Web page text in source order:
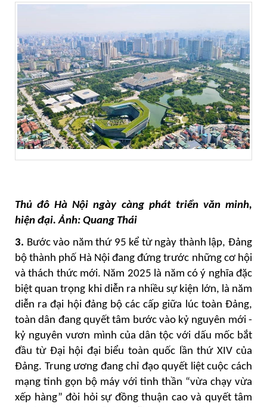
Thủ đô Hà Nội ngày càng phát triển văn minh,
hiện đại. Ảnh: Quang Thái
3. Bước vào năm thứ 95 kể từ ngày thành lập, Đảng
bộ thành phố Hà Nội đang đứng trước những cơ hội
và thách thức mới. Năm 2025 là năm có ý nghĩa đặc
biệt quan trọng khi diễn ra nhiều sự kiện lớn, là năm
diễn ra đại hội đảng bộ các cấp giữa lúc toàn Đảng,
toàn dân đang quyết tâm bước vào kỷ nguyên mới -
kỷ nguyên vươn mình của dân tộc với dấu mốc bắt
đầu từ Đại hội đại biểu toàn quốc lần thứ XIV của
Đảng. Trung ương đang chỉ đạo quyết liệt cuộc cách
mạng tinh gọn bộ máy với tinh thần “vừa chạy vừa
xếp hàng” đòi hỏi sự đồng thuận cao và quyết tâm